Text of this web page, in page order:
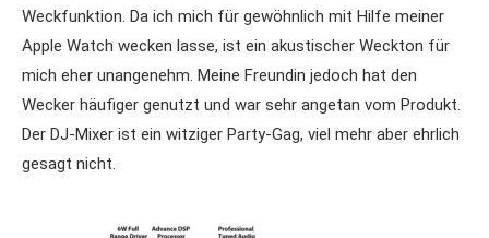
Weckfunktion. Da ich mich für gewöhnlich mit Hilfe meiner
Apple Watch wecken lasse, ist ein akustischer Weckton für
mich eher unangenehm. Meine Freundin jedoch hat den
Wecker häufiger genutzt und war sehr angetan vom Produkt.
Der DJ-Mixer ist ein witziger Party-Gag, viel mehr aber ehrlich
gesagt nicht.